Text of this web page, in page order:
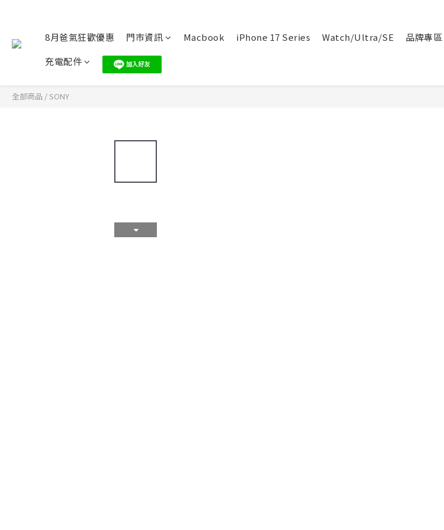
8月爸氣狂歡優惠 門市資訊 Macbook iPhone 17 Series Watch/Ultra/SE 品牌專區
充電配件
全部商品 /SONY